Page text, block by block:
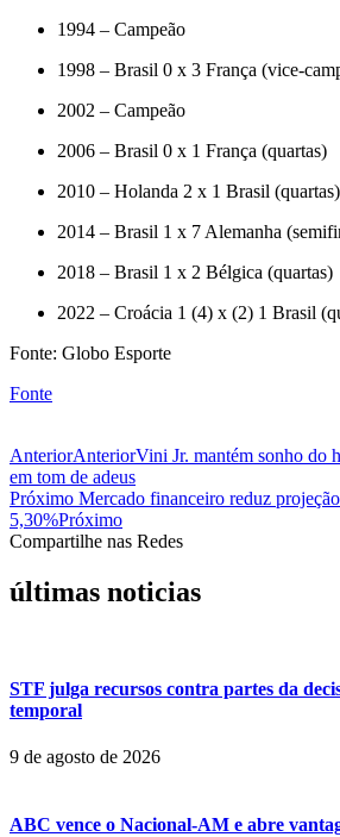
1994 – Campeão
1998 – Brasil 0 x 3 França (vice-
2002 – Campeão
2006 – Brasil 0 x 1 França (quartas)
2010 – Holanda 2 x 1 Brasil (quartas)
2014 – Brasil 1 x 7 Alemanha
2018 – Brasil 1 x 2 Bélgica (quartas)
2022 – Croácia 1 (4) x (2) 1 Brasil
Fonte: Globo Esporte
Fonte
AnteriorAnteriorVini Jr. mantém sonho do
em tom de adeus
Próximo Mercado financeiro reduz
5,30%Próximo
Compartilhe nas Redes
últimas noticias
STF julga recursos contra partes da
temporal
9 de agosto de 2026
ABC vence o Nacional-AM e abre